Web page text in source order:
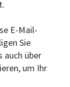
E-Mail-
Sie
auch über
um Ihr